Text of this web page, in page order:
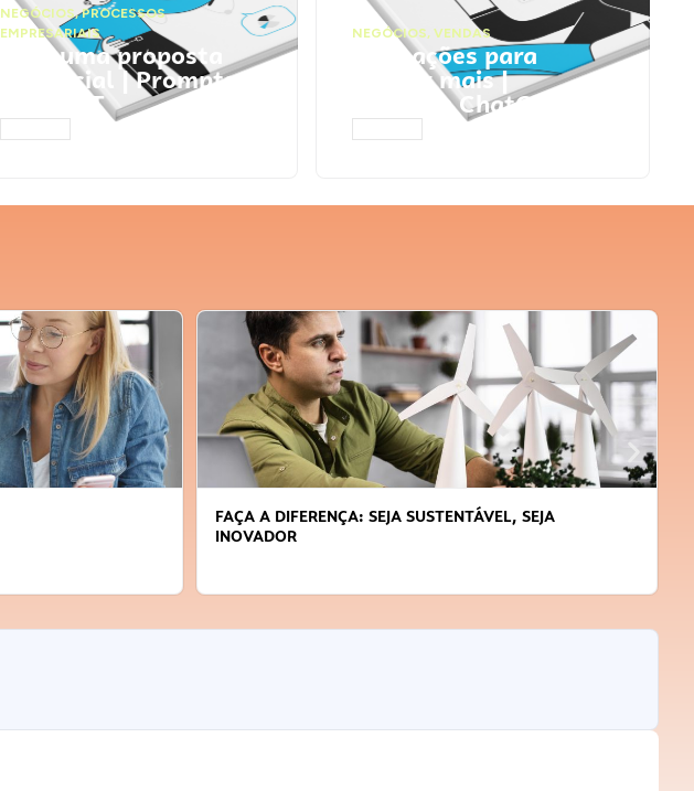
NEGÓCIOS,PROCESSOS
EMPRESARIAIS
Faça uma proposta
comercial | Prompts
ChatGPT
NEGÓCIOS, VENDAS
Faça ações para
vender mais |
Prompts ChatGPT
FAÇA A DIFERENÇA: SEJA SUSTENTÁVEL, SEJA
INOVADOR